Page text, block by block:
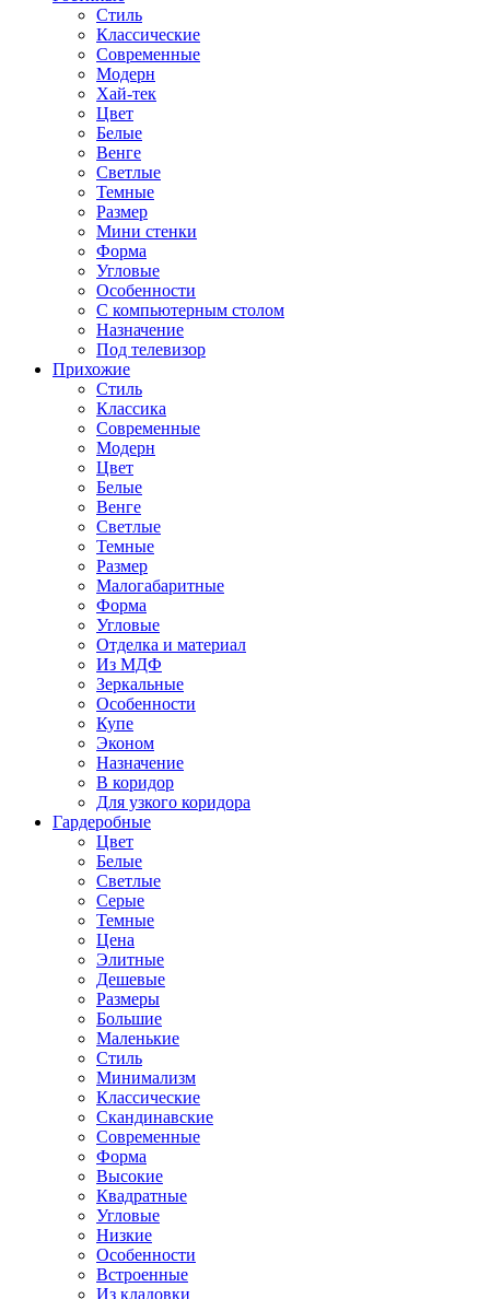
Стиль
Классические
Современные
Модерн
Хай-тек
Цвет
Белые
Венге
Светлые
Темные
Размер
Мини стенки
Форма
Угловые
Особенности
С компьютерным столом
Назначение
Под телевизор
Прихожие
Стиль
Классика
Современные
Модерн
Цвет
Белые
Венге
Светлые
Темные
Размер
Малогабаритные
Форма
Угловые
Отделка и материал
Из МДФ
Зеркальные
Особенности
Купе
Эконом
Назначение
В коридор
Для узкого коридора
Гардеробные
Цвет
Белые
Светлые
Серые
Темные
Цена
Элитные
Дешевые
Размеры
Большие
Маленькие
Стиль
Минимализм
Классические
Скандинавские
Современные
Форма
Высокие
Квадратные
Угловые
Низкие
Особенности
Встроенные
Из кладовки